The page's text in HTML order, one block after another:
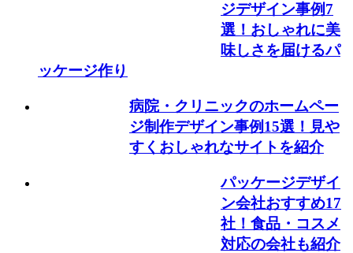
ジデザイン事例7
選！おしゃれに美
味しさを届けるパ
ッケージ作り
病院・クリニックのホームペー
ジ制作デザイン事例15選！見や
すくおしゃれなサイトを紹介
パッケージデザイ
ン会社おすすめ17
社！食品・コスメ
対応の会社も紹介